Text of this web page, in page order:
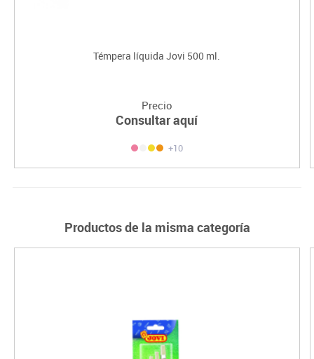
Témpera líquida Jovi 500 ml.
Precio
Consultar aquí
+10
Productos de la misma categoría